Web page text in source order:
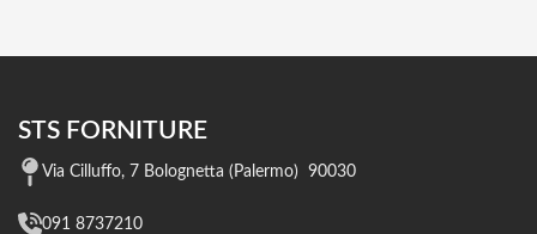
STS FORNITURE
Via Cilluffo, 7 Bolognetta (Palermo) 90030
091 8737210